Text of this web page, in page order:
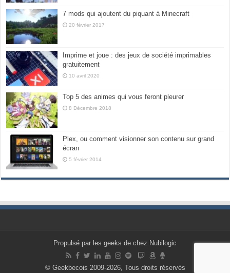
7 mods qui ajoutent du piquant à Minecraft
20 février 2017
Imprime et joue : des jeux de société imprimables
gratuitement
10 avril 2020
Top 5 des animes qui vous feront pleurer
8 Décembre 2018
Plex, ou comment visionner son contenu sur grand
écran
5 février 2014
Propulsé par les geeks de chez Nubilogic
© Geekbecois 2009-2026, Tous droits réservés